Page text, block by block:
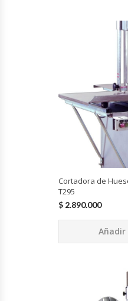
Licuadoras Industriales
Mesones De Trabajo
Mesones Refrigerados
Mesones Saladette
Módulos De Acero Inoxidable
Cortadora de
T295
$ 2.890.000